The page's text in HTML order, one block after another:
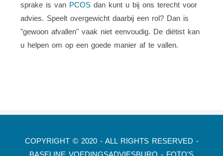
sprake is van PCOS dan kunt u bij ons terecht voor
advies. Speelt overgewicht daarbij een rol? Dan is
"gewoon afvallen" vaak niet eenvoudig. De diëtist kan
u helpen om op een goede manier af te vallen.
COPYRIGHT © 2020 - ALL RIGHTS RESERVED -
BASELINE VOEDINGSADVIESBURO - FOTO'S